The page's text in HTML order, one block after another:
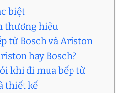
biệt
thương hiệu
từ Bosch và Ariston
hay Bosch?
khi đi mua bếp từ
thiết kế